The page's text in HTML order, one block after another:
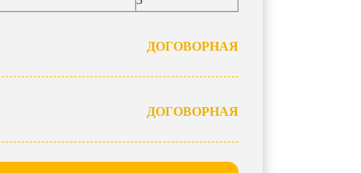
ДОГОВОРНАЯ
ДОГОВОРНАЯ